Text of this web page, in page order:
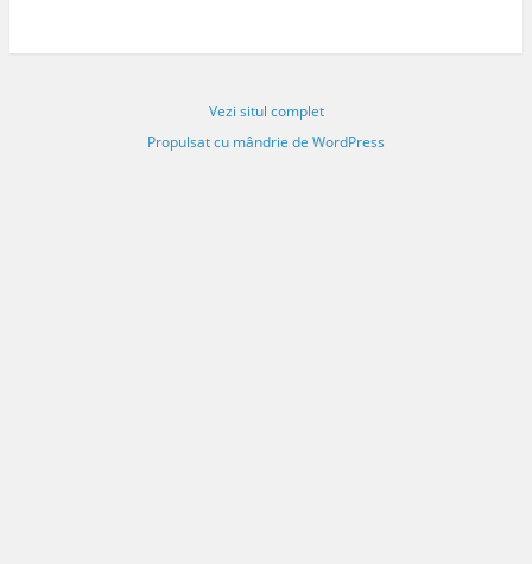
Vezi situl complet
Propulsat cu mândrie de WordPress